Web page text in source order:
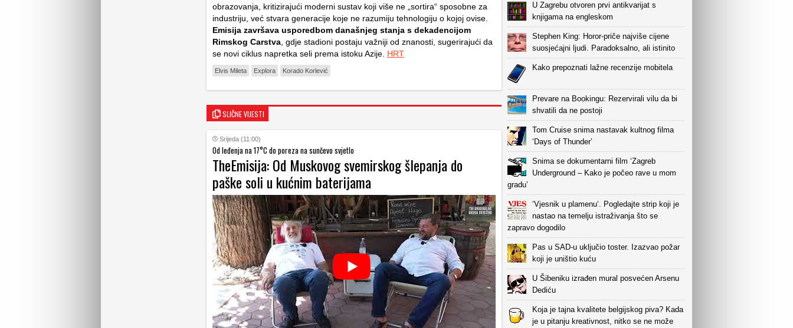
obrazovanja, kritizirajući moderni sustav koji više ne „sortira“ sposobne za
industriju, već stvara generacije koje ne razumiju tehnologiju o kojoj ovise.
Emisija završava usporedbom današnjeg stanja s dekadencijom
Rimskog Carstva , gdje stadioni postaju važniji od znanosti, sugerirajući da
se novi ciklus napretka seli prema istoku Azije. HRT
Elvis Mileta Explora Korado Korlević
SLIČNE VIJESTI
Srijeda (11:00)
Od leđenja na 17°C do poreza na sunčevo svjetlo
TheEmisija: Od Muskovog svemirskog šlepanja do
paške soli u kućnim baterijama
U Zagrebu otvoren prvi antikvarijat s
knjigama na engleskom
Stephen King: Horor-priče najviše cijene
suosjećajni ljudi. Paradoksalno, ali istinito
Kako prepoznati lažne recenzije mobitela
Prevare na Bookingu: Rezervirali vilu da bi
shvatili da ne postoji
Tom Cruise snima nastavak kultnog filma
‘Days of Thunder’
Snima se dokumentarni film ‘Zagreb
Underground – Kako je počeo rave u mom
gradu’
‘Vjesnik u plamenu‘. Pogledajte strip koji je
nastao na temelju istraživanja što se
zapravo dogodilo
Pas u SAD-u uključio toster. Izazvao požar
koji je uništio kuću
U Šibeniku izrađen mural posvećen Arsenu
Dediću
Koja je tajna kvalitete belgijskog piva? Kada
je u pitanju kreativnost, nitko se ne može